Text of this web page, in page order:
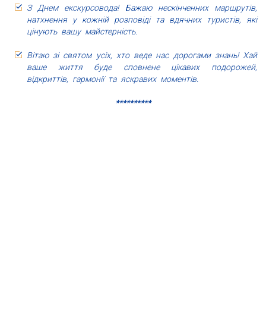
З Днем екскурсовода! Бажаю нескінченних маршрутів,
натхнення у кожній розповіді та вдячних туристів, які
цінують вашу майстерність.
Вітаю зі святом усіх, хто веде нас дорогами знань! Хай
ваше життя буде сповнене цікавих подорожей,
відкриттів, гармонії та яскравих моментів.
**********